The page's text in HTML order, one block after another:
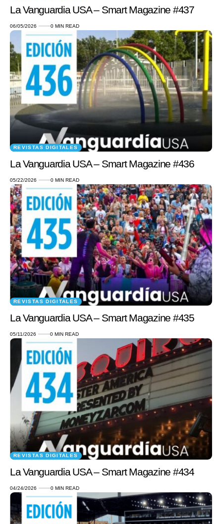
La Vanguardia USA – Smart Magazine #437
06/05/2026 0 MIN READ
REVISTAS DIGITALES
La Vanguardia USA – Smart Magazine #436
05/22/2026 0 MIN READ
REVISTAS DIGITALES
La Vanguardia USA – Smart Magazine #435
05/11/2026 0 MIN READ
REVISTAS DIGITALES
La Vanguardia USA – Smart Magazine #434
04/24/2026 0 MIN READ